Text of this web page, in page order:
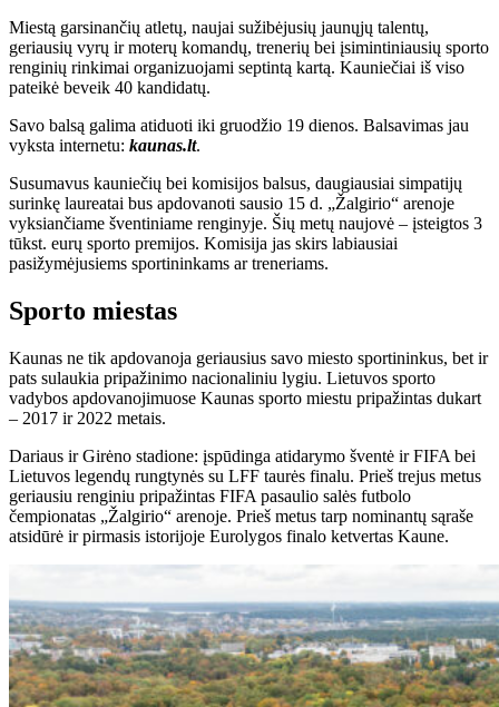
Miestą garsinančių atletų, naujai sužibėjusių jaunųjų talentų,
geriausių vyrų ir moterų komandų, trenerių bei įsimintiniausių sporto
renginių rinkimai organizuojami septintą kartą. Kauniečiai iš viso
pateikė beveik 40 kandidatų.
Savo balsą galima atiduoti iki gruodžio 19 dienos. Balsavimas jau
vyksta internetu: kaunas.lt.
Susumavus kauniečių bei komisijos balsus, daugiausiai simpatijų
surinkę laureatai bus apdovanoti sausio 15 d. „Žalgirio“ arenoje
vyksiančiame šventiniame renginyje. Šių metų naujovė – įsteigtos 3
tūkst. eurų sporto premijos. Komisija jas skirs labiausiai
pasižymėjusiems sportininkams ar treneriams.
Sporto miestas
Kaunas ne tik apdovanoja geriausius savo miesto sportininkus, bet ir
pats sulaukia pripažinimo nacionaliniu lygiu. Lietuvos sporto
vadybos apdovanojimuose Kaunas sporto miestu pripažintas dukart
– 2017 ir 2022 metais.
Dariaus ir Girėno stadione: įspūdinga atidarymo šventė ir FIFA bei
Lietuvos legendų rungtynės su LFF taurės finalu. Prieš trejus metus
geriausiu renginiu pripažintas FIFA pasaulio salės futbolo
čempionatas „Žalgirio“ arenoje. Prieš metus tarp nominantų sąraše
atsidūrė ir pirmasis istorijoje Eurolygos finalo ketvertas Kaune.